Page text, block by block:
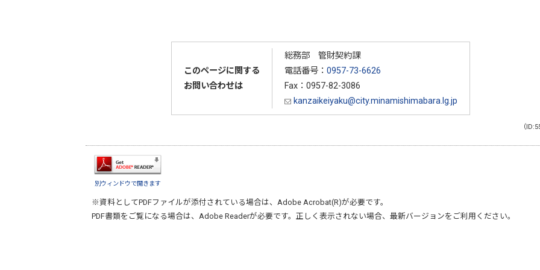
このページに関する
お問い合わせは
総務部 管財契約課
電話番号： 0957-73-6626
Fax：0957-82-3086
kanzaikeiyaku@city.minamishimabara.lg.jp
（
別ウィンドウで開きます
※資料としてPDFファイルが添付されている場合は、 Adobe Acrobat(R)が必要です。
PDF書類をご覧になる場合は、 Adobe Readerが必要です。正しく表示されない場合、最新バージョンをご利用ください。